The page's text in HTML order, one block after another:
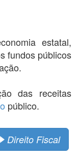
estatal,
fundos públicos
das receitas
público.
Direito Fiscal